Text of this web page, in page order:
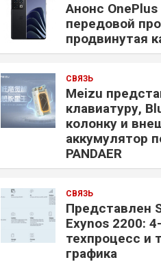
Анонс OnePlus
передовой
продвинутая
СВЯЗЬ
Meizu
клавиатуру,
колонку и
аккумулятор
PANDAER
СВЯЗЬ
Представлен
Exynos 2200:
техпроцесс и
графика